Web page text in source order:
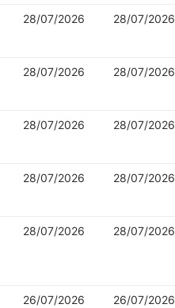
28/07/2026 28/07/2026
28/07/2026 28/07/2026
28/07/2026 28/07/2026
28/07/2026 28/07/2026
28/07/2026 28/07/2026
26/07/2026 26/07/2026